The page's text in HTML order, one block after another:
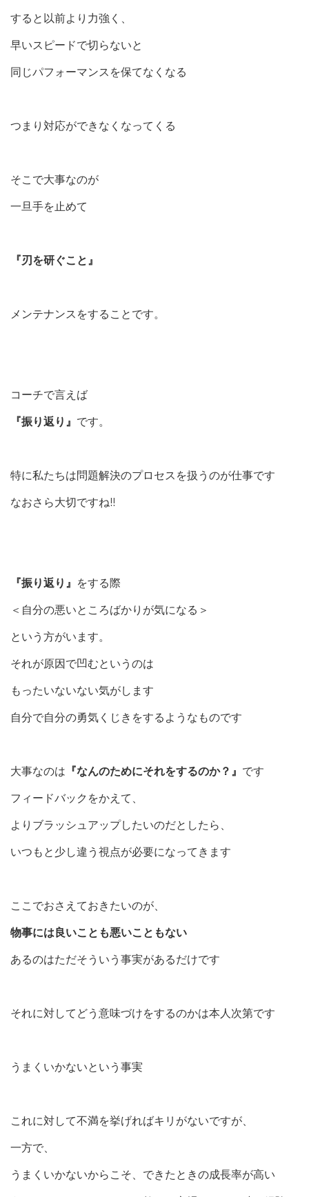
すると以前より力強く、
早いスピードで切らないと
同じパフォーマンスを保てなくなる
つまり対応ができなくなってくる
そこで大事なのが
一旦手を止めて
『刃を研ぐこと』
メンテナンスをすることです。
コーチで言えば
『振り返り』 です。
特に私たちは問題解決のプロセスを扱うのが仕事です
なおさら大切ですね!!
『振り返り』 をする際
＜自分の悪いところばかりが気になる＞
という方がいます。
それが原因で凹むというのは
もったいないない気がします
自分で自分の勇気くじきをするようなものです
大事なのは 『なんのためにそれをするのか？』 です
フィードバックをかえて、
よりブラッシュアップしたいのだとしたら、
いつもと少し違う視点が必要になってきます
ここでおさえておきたいのが、
物事には良いことも悪いこともない
あるのはただそういう事実があるだけです
それに対してどう意味づけをするのかは本人次第です
うまくいかないという事実
これに対して不満を挙げればキリがないですが、
一方で、
うまくいかないからこそ、できたときの成長率が高い